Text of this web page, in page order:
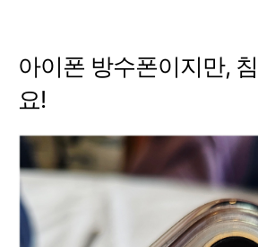
아이폰 방수폰이지만,
요!